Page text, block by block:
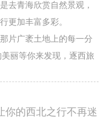
去青海欣赏自然景观，
更加丰富多彩。
广袤土地上的每一分
丽等你来发现，逐西旅
你的西北之行不再迷